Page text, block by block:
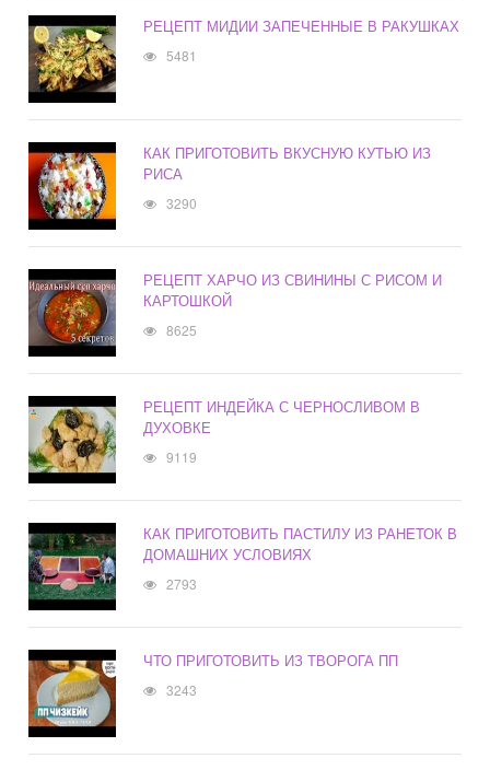
РЕЦЕПТ МИДИИ ЗАПЕЧЕННЫЕ В РАКУШКАХ
5481
КАК ПРИГОТОВИТЬ ВКУСНУЮ КУТЬЮ ИЗ
РИСА
3290
РЕЦЕПТ ХАРЧО ИЗ СВИНИНЫ С РИСОМ И
КАРТОШКОЙ
8625
РЕЦЕПТ ИНДЕЙКА С ЧЕРНОСЛИВОМ В
ДУХОВКЕ
9119
КАК ПРИГОТОВИТЬ ПАСТИЛУ ИЗ РАНЕТОК В
ДОМАШНИХ УСЛОВИЯХ
2793
ЧТО ПРИГОТОВИТЬ ИЗ ТВОРОГА ПП
3243